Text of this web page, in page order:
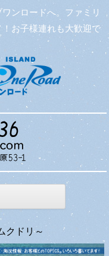
ンロードへ。ファミリ
お子様連れも大歓迎で
コンテン
クドリ～